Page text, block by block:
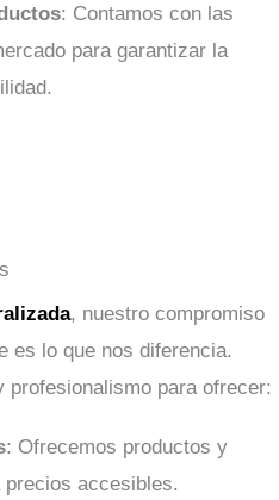
: Contamos con las
para garantizar la
, nuestro compromiso
es lo que nos diferencia.
profesionalismo para ofrecer:
: Ofrecemos productos y
accesibles.